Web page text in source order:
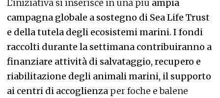
L'iniziativa si inserisce in una più ampia
campagna globale a sostegno di Sea Life Trust
e della tutela degli ecosistemi marini. I fondi
raccolti durante la settimana contribuiranno a
finanziare attività di salvataggio, recupero e
riabilitazione degli animali marini, il supporto
ai centri di accoglienza per foche e balene